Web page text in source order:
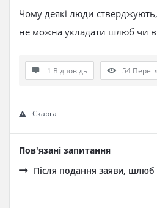
Чому деякі люди
не можна укладати шлюб чи
1 Відповідь 54
Скарга
Пов'язані запитання
Після подання заяви, шлюб